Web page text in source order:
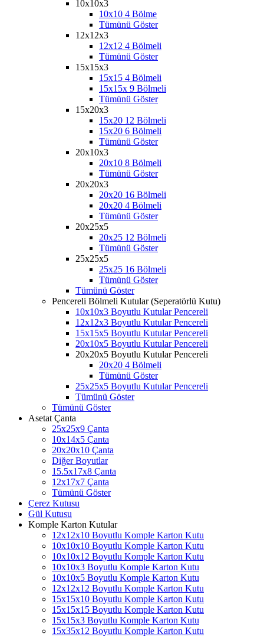
10x10x3
10x10 4 Bölme
Tümünü Göster
12x12x3
12x12 4 Bölmeli
Tümünü Göster
15x15x3
15x15 4 Bölmeli
15x15x 9 Bölmeli
Tümünü Göster
15x20x3
15x20 12 Bölmeli
15x20 6 Bölmeli
Tümünü Göster
20x10x3
20x10 8 Bölmeli
Tümünü Göster
20x20x3
20x20 16 Bölmeli
20x20 4 Bölmeli
Tümünü Göster
20x25x5
20x25 12 Bölmeli
Tümünü Göster
25x25x5
25x25 16 Bölmeli
Tümünü Göster
Tümünü Göster
Pencereli Bölmeli Kutular (Seperatörlü Kutu)
10x10x3 Boyutlu Kutular Pencereli
12x12x3 Boyutlu Kutular Pencereli
15x15x5 Boyutlu Kutular Pencereli
20x10x5 Boyutlu Kutular Pencereli
20x20x5 Boyutlu Kutular Pencereli
20x20 4 Bölmeli
Tümünü Göster
25x25x5 Boyutlu Kutular Pencereli
Tümünü Göster
Tümünü Göster
Asetat Çanta
25x25x9 Çanta
10x14x5 Çanta
20x20x10 Çanta
Diğer Boyutlar
15.5x17x8 Çanta
12x17x7 Çanta
Tümünü Göster
Çerez Kutusu
Gül Kutusu
Komple Karton Kutular
12x12x10 Boyutlu Komple Karton Kutu
10x10x10 Boyutlu Komple Karton Kutu
10x10x12 Boyutlu Komple Karton Kutu
10x10x3 Boyutlu Komple Karton Kutu
10x10x5 Boyutlu Komple Karton Kutu
12x12x12 Boyutlu Komple Karton Kutu
15x15x10 Boyutlu Komple Karton Kutu
15x15x15 Boyutlu Komple Karton Kutu
15x15x3 Boyutlu Komple Karton Kutu
15x35x12 Boyutlu Komple Karton Kutu